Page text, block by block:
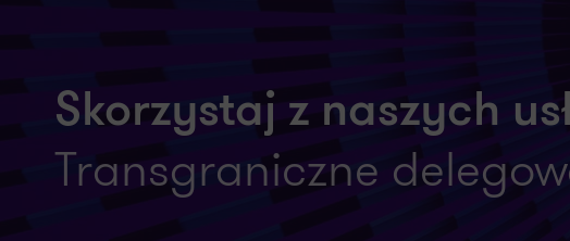
Skorzystaj z naszych
Transgraniczne